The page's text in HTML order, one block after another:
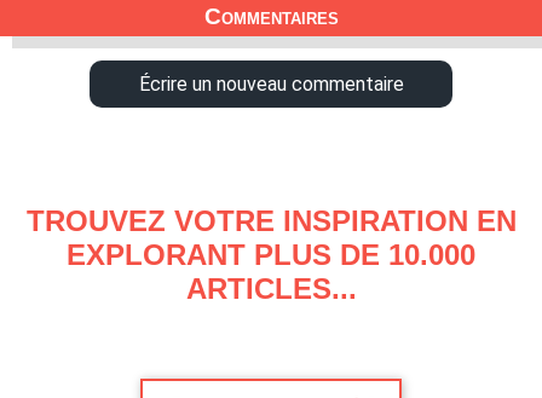
Commentaires
Écrire un nouveau commentaire
TROUVEZ VOTRE INSPIRATION EN
EXPLORANT PLUS DE 10.000
ARTICLES...